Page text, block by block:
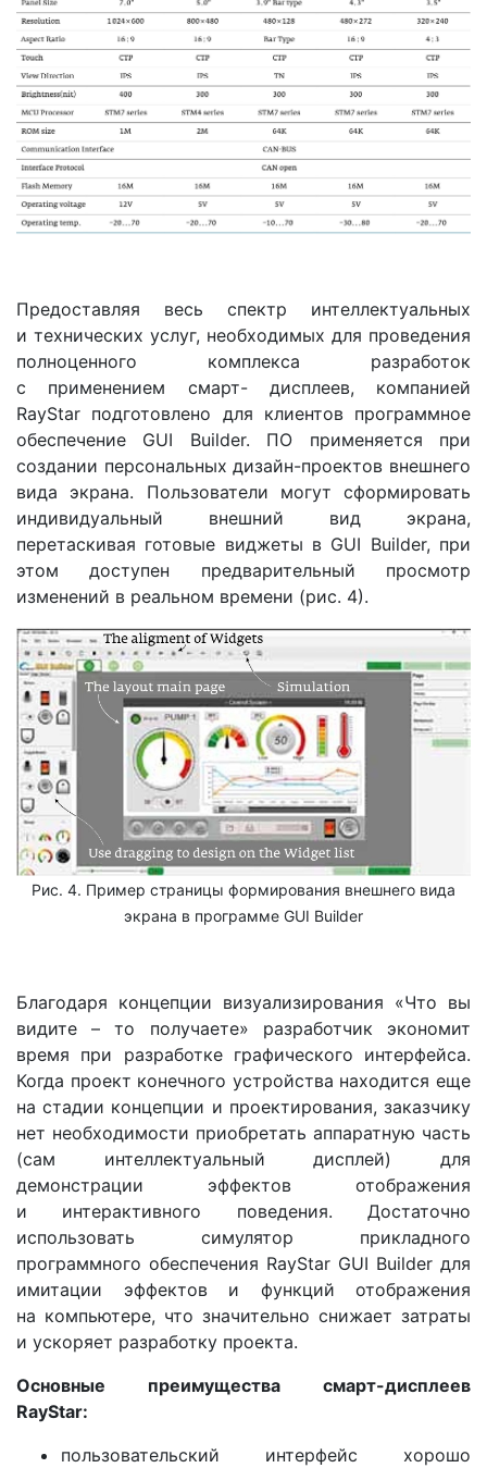
Предоставляя весь спектр интеллектуальных
и технических услуг, необходимых для проведения
полноценного комплекса разработок
с применением смарт- дисплеев, компанией
RayStar подготовлено для клиентов программное
обеспечение GUI Builder. ПО применяется при
создании персональных дизайн-проектов внешнего
вида экрана. Пользователи могут сформировать
индивидуальный внешний вид экрана,
перетаскивая готовые виджеты в GUI Builder, при
этом доступен предварительный просмотр
изменений в реальном времени (рис. 4).
Рис. 4. Пример страницы формирования внешнего вида
экрана в программе GUI Builder
Благодаря концепции визуализирования «Что вы
видите – то получаете» разработчик экономит
время при разработке графического интерфейса.
Когда проект конечного устройства находится еще
на стадии концепции и проектирования, заказчику
нет необходимости приобретать аппаратную часть
(сам интеллектуальный дисплей) для
демонстрации эффектов отображения
и интерактивного поведения. Достаточно
использовать симулятор прикладного
программного обеспечения RayStar GUI Builder для
имитации эффектов и функций отображения
на компьютере, что значительно снижает затраты
и ускоряет разработку проекта.
Основные преимущества смарт-дисплеев
RayStar:
пользовательский интерфейс хорошо